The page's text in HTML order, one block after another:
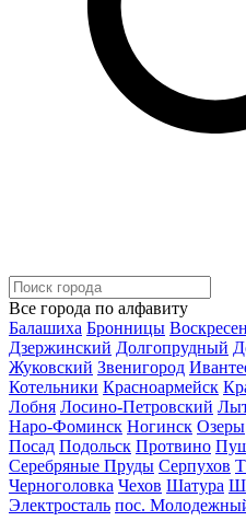
Все города по алфавиту
Балашиха Бронницы
Дзержинский Долгопрудный
Жуковский Звенигород
Котельники Красноармейск
Лобня Лосино-Петровский
Наро-Фоминск Ногинск Озеры
Посад Подольск Протвино
Серебряные Пруды Серпухов
Черноголовка Чехов Шатура
Электросталь пос.